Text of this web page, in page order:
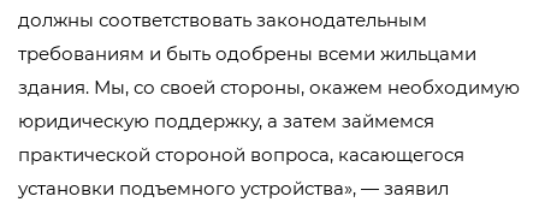
должны соответствовать законодательным
требованиям и быть одобрены всеми жильцами
здания. Мы, со своей стороны, окажем необходимую
юридическую поддержку, а затем займемся
практической стороной вопроса, касающегося
установки подъемного устройства», — заявил